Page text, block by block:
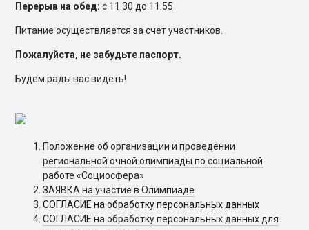
Перерыв на обед: с 11.30 до 11.55
Питание осуществляется за счет участников.
Пожалуйста, не забудьте паспорт.
Будем рады вас видеть!
Положение об организации и проведении
региональной очной олимпиады по социальной
работе «Социосфера»
ЗАЯВКА на участие в Олимпиаде
СОГЛАСИЕ на обработку персональных данных
СОГЛАСИЕ на обработку персональных данныхдля